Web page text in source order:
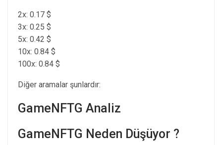
2x: 0.17 $
3x: 0.25 $
5x: 0.42 $
10x: 0.84 $
100x: 0.84 $
Diğer aramalar şunlardır:
GameNFTG Analiz
GameNFTG Neden Düşüyor ?